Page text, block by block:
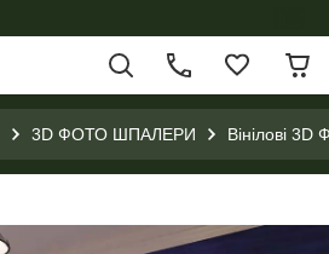
3D ФОТО ШПАЛЕРИ Вінілові